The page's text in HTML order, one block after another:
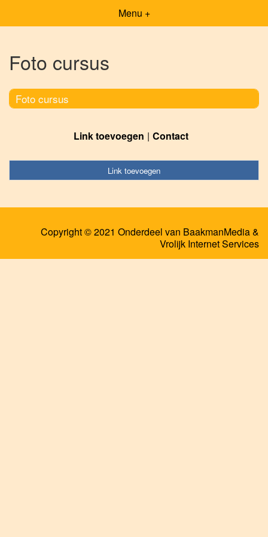
Menu +
Foto cursus
Foto cursus
Link toevoegen Contact
Link toevoegen
Copyright © 2021 Onderdeel van BaakmanMedia&
Vrolijk Internet Services